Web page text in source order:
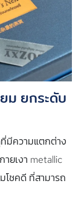
ม ยกระดับ
ที่มีความแตกต่าง
ยเงา metallic
โชคดี ที่สามารถ